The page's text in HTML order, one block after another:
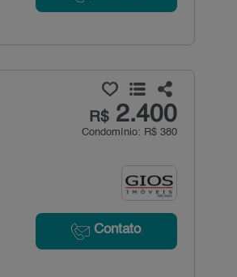
R$2.400
Condomínio: R$ 380
Contato